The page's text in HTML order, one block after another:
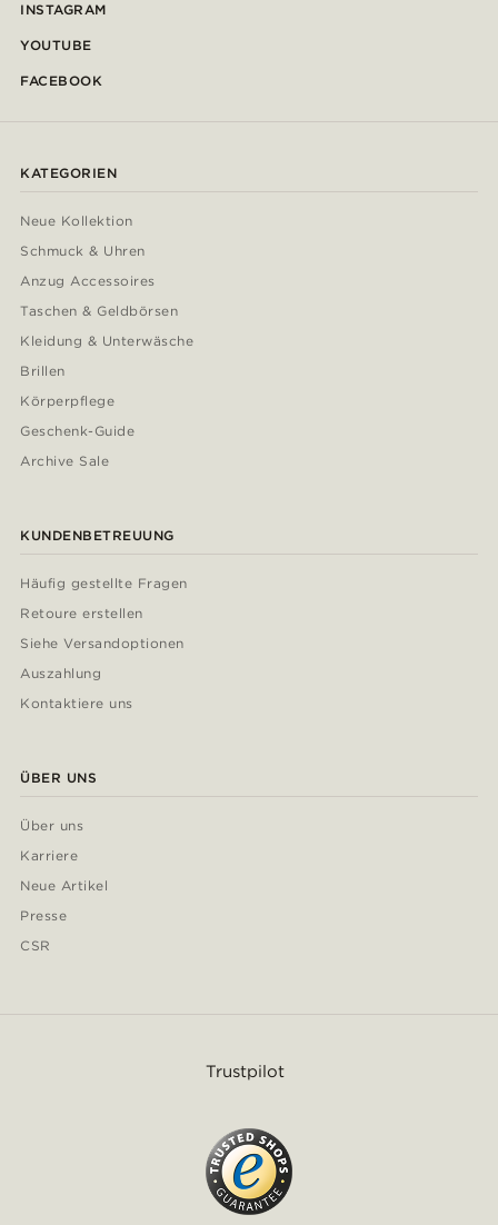
INSTAGRAM
YOUTUBE
FACEBOOK
KATEGORIEN
Neue Kollektion
Schmuck & Uhren
Anzug Accessoires
Taschen & Geldbörsen
Kleidung & Unterwäsche
Brillen
Körperpflege
Geschenk-Guide
Archive Sale
KUNDENBETREUUNG
Häufig gestellte Fragen
Retoure erstellen
Siehe Versandoptionen
Auszahlung
Kontaktiere uns
ÜBER UNS
Über uns
Karriere
Neue Artikel
Presse
CSR
Trustpilot